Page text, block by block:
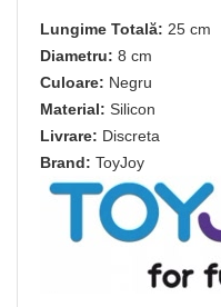
Lungime Totală: 25 cm
Diametru: 8 cm
Culoare: Negru
Material: Silicon
Livrare: Discreta
Brand: ToyJoy